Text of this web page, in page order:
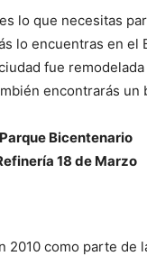
lo que necesitas
lo encuentras en el
fue
encontrarás un
Parque Bicentenario
18 de Marzo
2010 como parte de